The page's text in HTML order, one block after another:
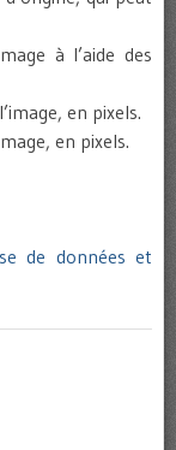
à l’aide des
en pixels.
en pixels.
de données et